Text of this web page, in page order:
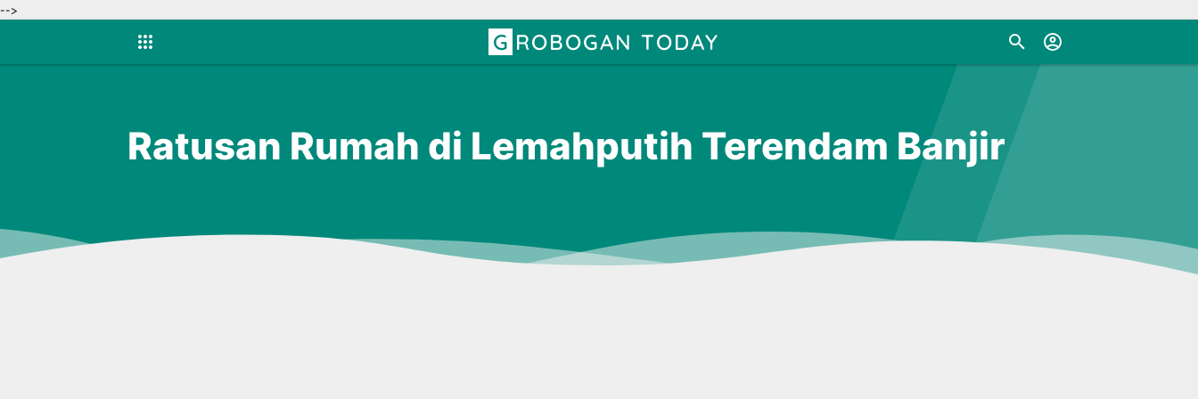
-->
GROBOGAN TODAY
Ratusan Rumah di Lemahputih Terendam Banjir